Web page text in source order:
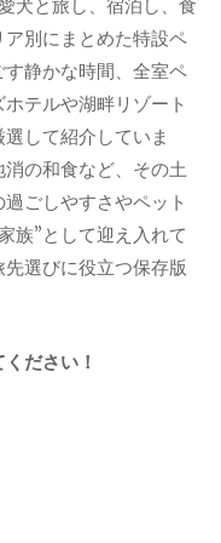
犬と旅し、宿泊し、食
別にまとめた特設ペ
静かな時間、全室ペ
テルや湖畔リゾート
して紹介していま
の和食など、その土
ごしやすさやペット
族”として迎え入れて
選びに役立つ保存版
ださい！